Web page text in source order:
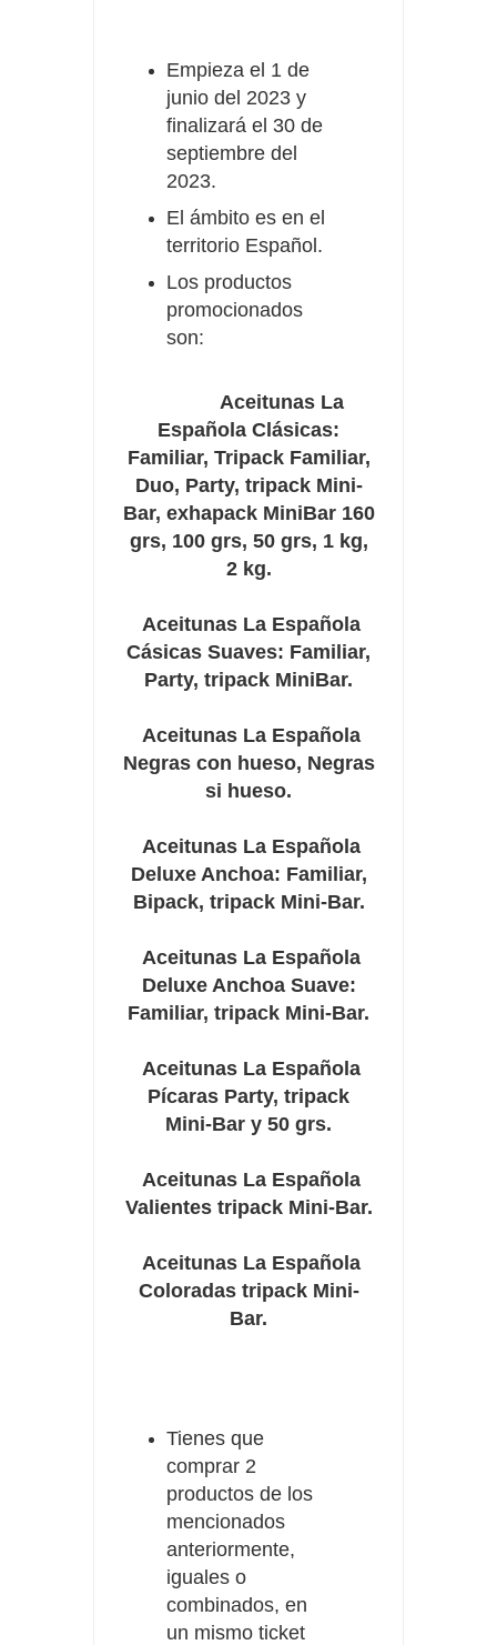
Empieza el 1 de
junio del 2023 y
finalizará el 30 de
septiembre del
2023.
El ámbito es en el
territorio Español.
Los productos
promocionados
son:
Aceitunas La
Española Clásicas:
Familiar, Tripack Familiar,
Duo, Party, tripack Mini-
Bar, exhapack MiniBar 160
grs, 100 grs, 50 grs, 1 kg,
2 kg.
Aceitunas La Española
Cásicas Suaves: Familiar,
Party, tripack MiniBar.
Aceitunas La Española
Negras con hueso, Negras
si hueso.
Aceitunas La Española
Deluxe Anchoa: Familiar,
Bipack, tripack Mini-Bar.
Aceitunas La Española
Deluxe Anchoa Suave:
Familiar, tripack Mini-Bar.
Aceitunas La Española
Pícaras Party, tripack
Mini-Bar y 50 grs.
Aceitunas La Española
Valientes tripack Mini-Bar.
Aceitunas La Española
Coloradas tripack Mini-
Bar.
Tienes que
comprar 2
productos de los
mencionados
anteriormente,
iguales o
combinados, en
un mismo ticket